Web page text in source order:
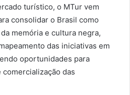
turístico, o MTur vem
consolidar o Brasil como
memória e cultura negra,
das iniciativas em
oportunidades para
das